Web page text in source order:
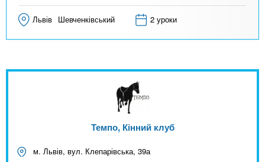
Львів Шевченківський 2 уроки
Темпо, Кінний клуб
м. Львів, вул. Клепарівська, 39а